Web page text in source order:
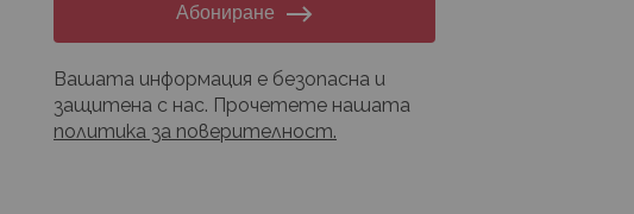
Абониране
Вашата информация е безопасна и
защитена с нас. Прочетете нашата
политика за поверителност.